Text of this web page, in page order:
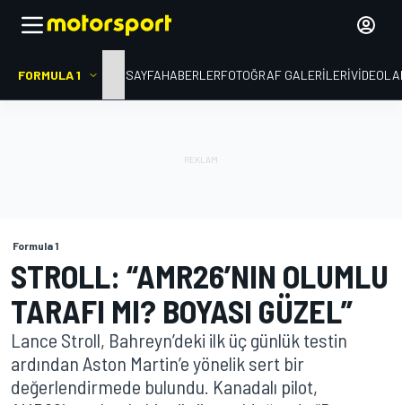
FORMULA 1 ANA SAYFAHABERLERFOTOĞRAF GALERILERI
Formula 1
STROLL: “AMR26’NIN OLUMLU
TARAFI MI? BOYASI GÜZEL”
Lance Stroll, Bahreyn’deki ilk üç günlük testin
ardından Aston Martin’e yönelik sert bir
değerlendirmede bulundu. Kanadalı pilot,